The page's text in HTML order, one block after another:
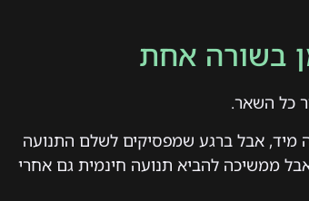
בשורה אחת
כל השאר.
מיד, אבל ברגע שמפסיקים לשלם התנועה
ממשיכה להביא תנועה חינמית גם אחרי